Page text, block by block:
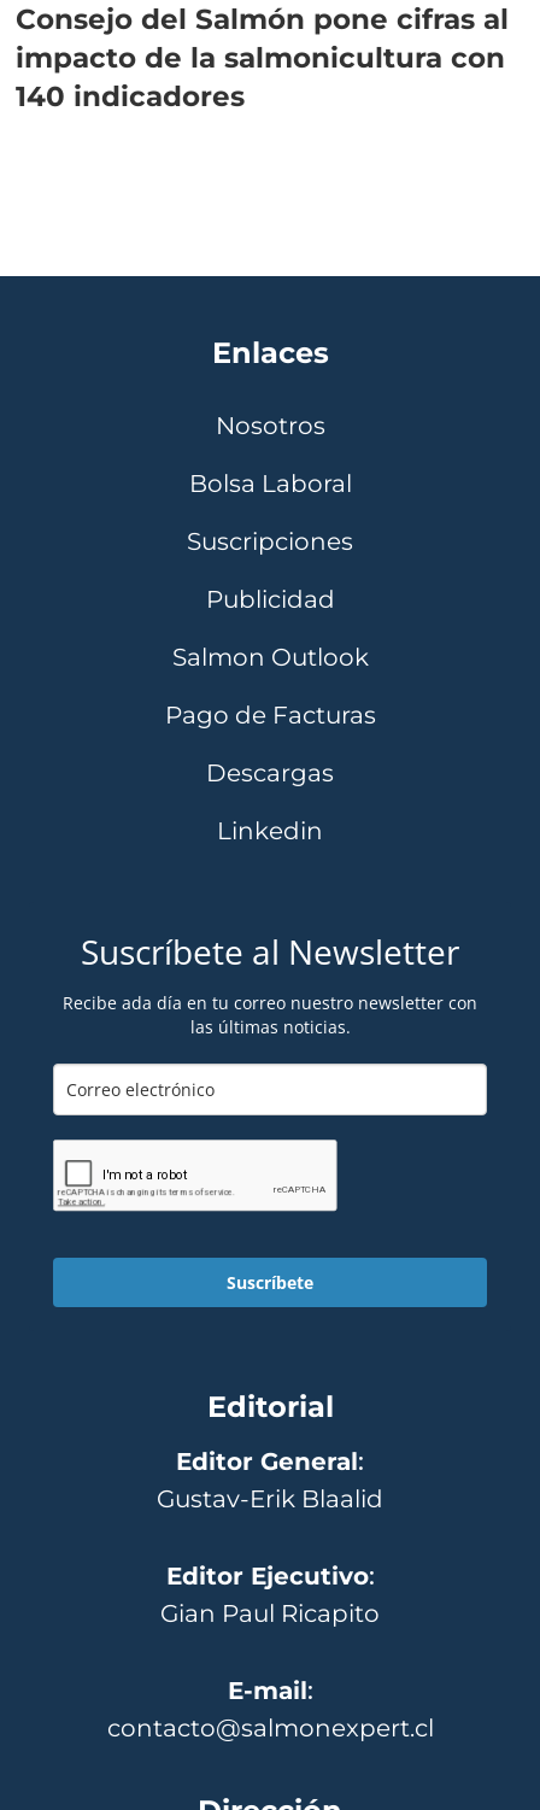
Consejo del Salmón pone cifras al
impacto de la salmonicultura con
140 indicadores
Enlaces
Nosotros
Bolsa Laboral
Suscripciones
Publicidad
Salmon Outlook
Pago de Facturas
Descargas
Linkedin
Suscríbete al Newsletter
Recibe ada día en tu correo nuestro newsletter con
las últimas noticias.
Suscríbete
Editorial
Editor General:
Gustav-Erik Blaalid
Editor Ejecutivo:
Gian Paul Ricapito
E-mail:
contacto@salmonexpert.cl